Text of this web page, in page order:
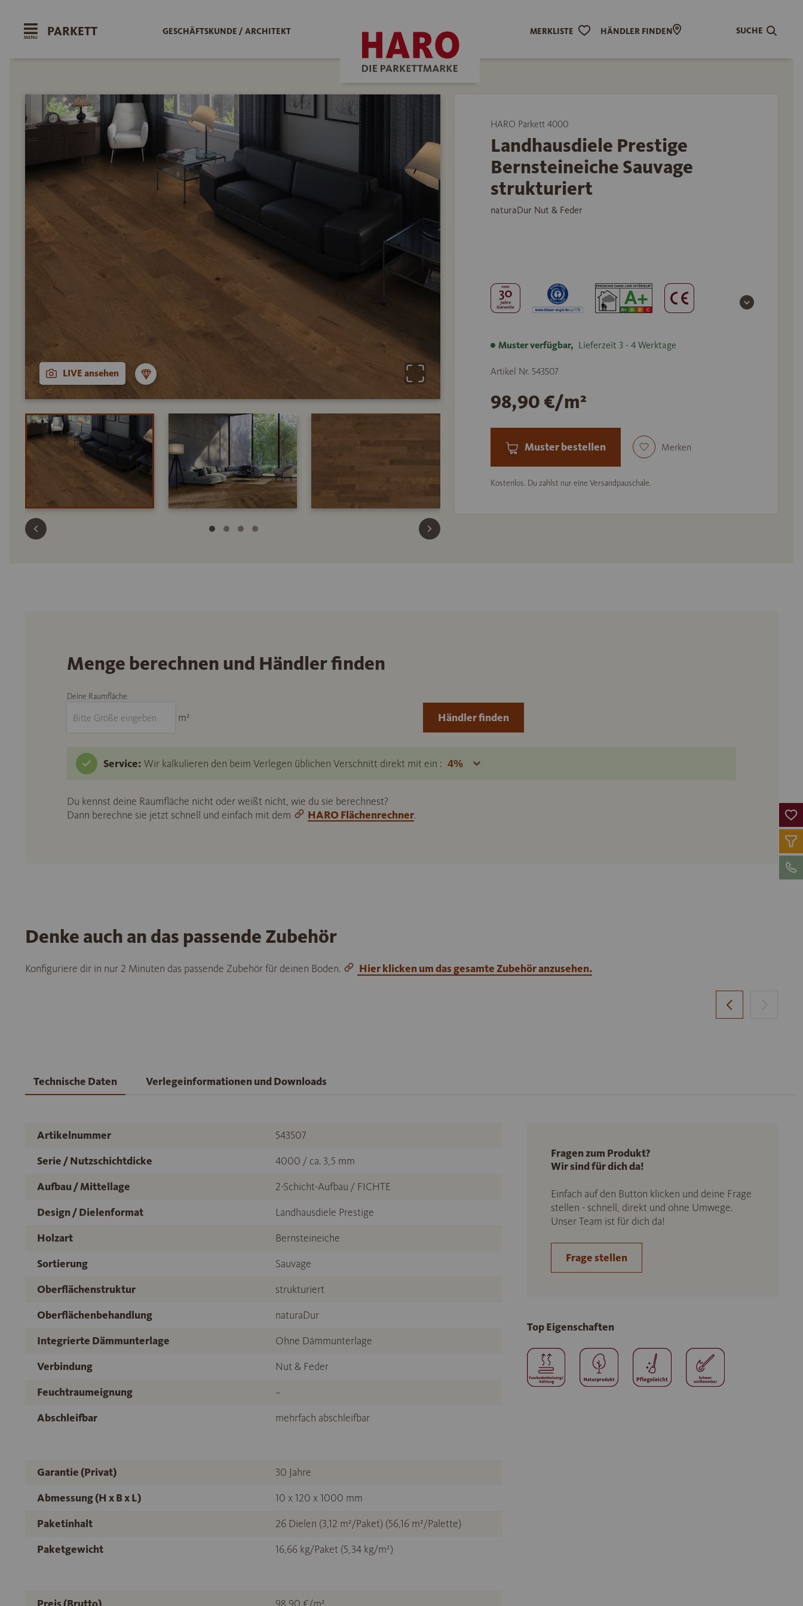
PARKETT GESCHÄFTSKUNDE / ARCHITEKT MERKLISTE HÄNDLER FINDEN SUCHE
LIVE ansehen
HARO Parkett 4000
Landhausdiele Prestige
Bernsteineiche Sauvage
strukturiert
naturaDur Nut & Feder
Muster verfügbar, Lieferzeit 3 - 4 Werktage
Artikel Nr. 543507
98,90 €/m²
Muster bestellen Merken
Kostenlos. Du zahlst nur eine Versandpauschale.
Menge berechnen und Händler finden
Deine Raumfläche
m²
Service: Wir kalkulieren den beim Verlegen üblichen Verschnitt direkt mit ein :
Du kennst deine Raumfläche nicht oder weißt nicht, wie du sie berechnest?
Dann berechne sie jetzt schnell und einfach mit dem
HARO Flächenrechner.
Händler finden
Denke auch an das passende Zubehör
Konfiguriere dir in nur 2 Minuten das passende Zubehör für deinen Boden. Hier klicken um das gesamte Zubehör anzusehen.
Technische Daten Verlegeinformationen und Downloads
Artikelnummer
543507
Serie / Nutzschichtdicke
4000 / ca. 3,5 mm
Aufbau / Mittellage
2-Schicht-Aufbau / FICHTE
Design / Dielenformat
Landhausdiele Prestige
Holzart
Bernsteineiche
Sortierung
Sauvage
Oberflächenstruktur
strukturiert
Oberflächenbehandlung
naturaDur
Integrierte Dämmunterlage
Ohne Dämmunterlage
Verbindung
Nut & Feder
Feuchtraumeignung
–
Abschleifbar
mehrfach abschleifbar
Garantie (Privat)
30 Jahre
Abmessung (H x B x L)
10 x 120 x 1000 mm
Paketinhalt
26 Dielen (3,12 m²/Paket) (56,16 m²/Palette)
Paketgewicht
16,66 kg/Paket (5,34 kg/m²)
Fragen zum Produkt?
Wir sind für dich da!
Einfach auf den Button klicken und deine Frage
stellen - schnell, direkt und ohne Umwege.
Unser Team ist für dich da!
Frage stellen
Top Eigenschaften